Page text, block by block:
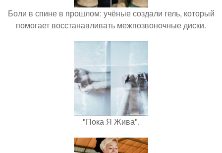
Боли в спине в прошлом: учёные создали гель, который
помогает восстанавливать межпозвоночные диски.
"Пока Я Жива".